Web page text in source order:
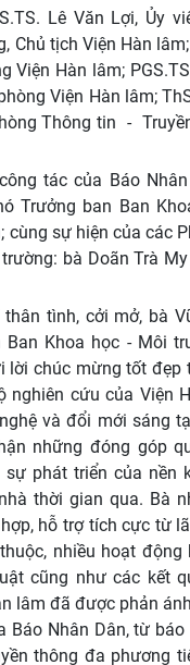
Lê Văn Lợi, Ủy
Chủ tịch Viện Hàn
Viện Hàn lâm;
Viện Hàn lâm;
Thông tin -
tác của Báo
Trưởng ban Ban
cùng sự hiện củacác
bà Doãn Trà
tình, cởi mở, bà
Ban Khoa học - Môi
lời chúc mừng tốt đẹp
nghiên cứu của Viện
và đổi mới sáng
những đóng góp
phát triển của nền
thời gian qua. Bà
hỗ trợ tích cực từ
nhiều hoạt động
cũng như các kết
lâm đã được phản
Báo Nhân Dân, từ
thông đa phương